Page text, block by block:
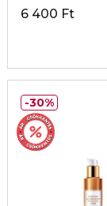
6 400 Ft
30%